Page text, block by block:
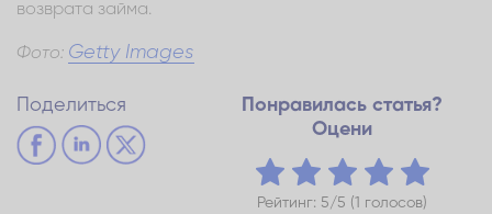
возврата займа.
Фото: Getty Images
Поделиться
Понравилась статья?
Оцени
Рейтинг: 5/5 (1 голосов)